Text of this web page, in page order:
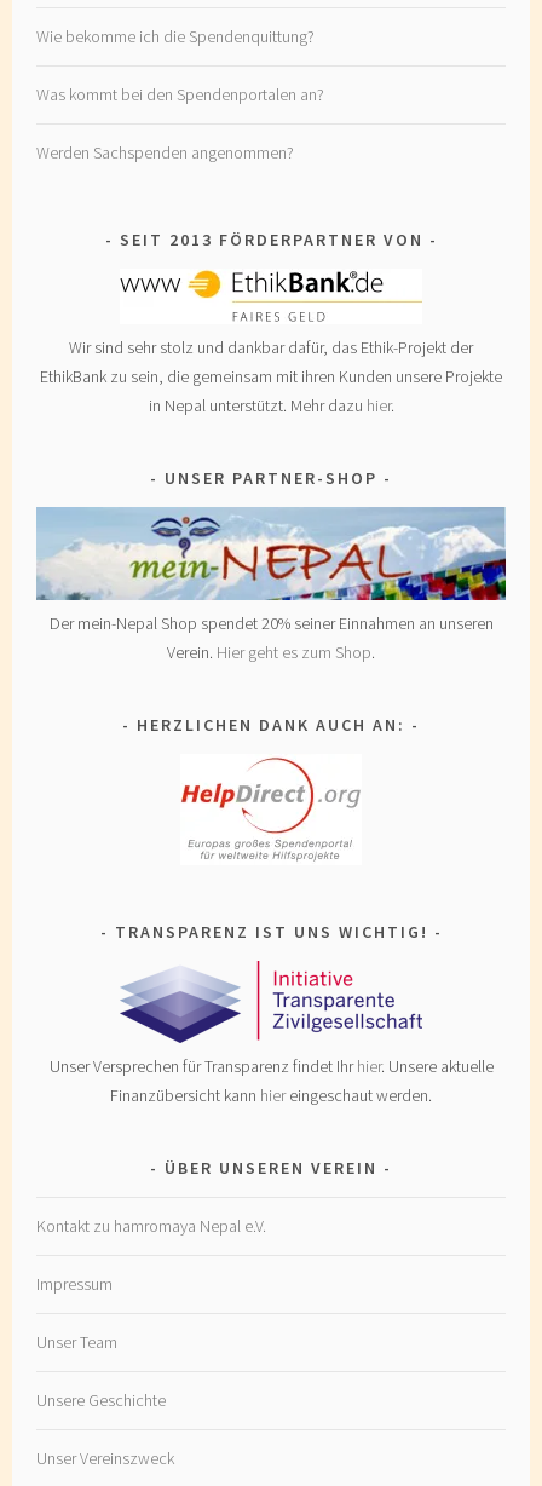
Wie bekomme ich die Spendenquittung?
Was kommt bei den Spendenportalen an?
Werden Sachspenden angenommen?
SEIT 2013 FÖRDERPARTNER VON
Wir sind sehr stolz und dankbar dafür, das Ethik-Projekt der
EthikBank zu sein, die gemeinsam mit ihren Kunden unsere Projekte
in Nepal unterstützt. Mehr dazu hier.
UNSER PARTNER-SHOP
Der mein-Nepal Shop spendet 20% seiner Einnahmen an unseren
Verein. Hier geht es zum Shop.
HERZLICHEN DANK AUCH AN:
TRANSPARENZ IST UNS WICHTIG!
Unser Versprechen für Transparenz findet Ihrhier. Unsere aktuelle
Finanzübersicht kann hiereingeschaut werden.
ÜBER UNSEREN VEREIN
Kontakt zu hamromaya Nepal e.V.
Impressum
Unser Team
Unsere Geschichte
Unser Vereinszweck